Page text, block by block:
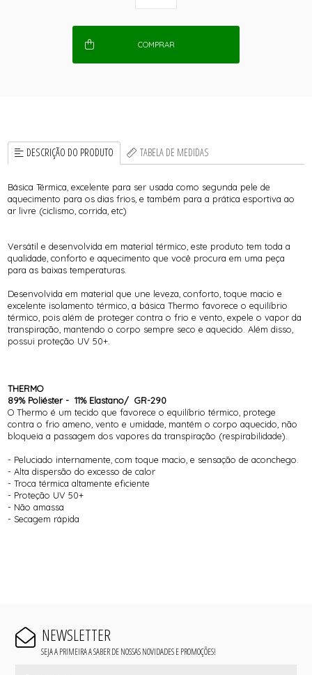
COMPRAR
DESCRIÇÃO DO PRODUTO TABELA DE MEDIDAS
Básica Térmica, excelente para ser usada como segunda pele de
aquecimento para os dias frios, e também para a prática esportiva ao
ar livre (ciclismo, corrida, etc)
Versátil e desenvolvida em material térmico, este produto tem toda a
qualidade, conforto e aquecimento que você procura em uma peça
para as baixas temperaturas.
Desenvolvida em material que une leveza, conforto, toque macio e
excelente isolamento térmico, a básica Thermo favorece o equilíbrio
térmico, pois além de proteger contra o frio e vento, expele o vapor da
transpiração, mantendo o corpo sempre seco e aquecido. Além disso,
possui proteção UV 50+.
THERMO
89% Poliéster - 11% Elastano/ GR-290
O Thermo é um tecido que favorece o equilíbrio térmico, protege
contra o frio ameno, vento e umidade, mantém o corpo aquecido, não
bloqueia a passagem dos vapores da transpiração (respirabilidade).
- Peluciado internamente, com toque macio, e sensação de aconchego.
- Alta dispersão do excesso de calor
- Troca térmica altamente eficiente
- Proteção UV 50+
- Não amassa
- Secagem rápida
NEWSLETTER
SEJA A PRIMEIRA A SABER DE NOSSAS NOVIDADES E PROMOÇÕES!